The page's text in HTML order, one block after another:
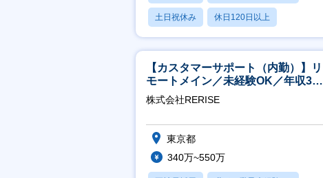
土日祝休み 休日120日以上
産休・育休あり
【カスタマーサポート（内勤）】リ
モートメイン／未経験OK／年収340
万～／年間休日125日
株式会社RERISE
東京都
340万~550万